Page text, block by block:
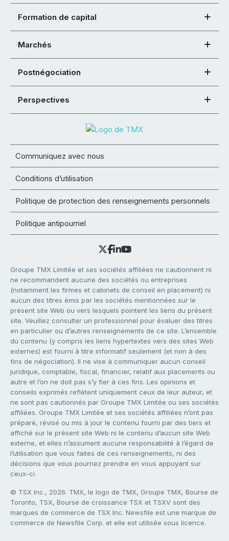
Formation de capital
Marchés
Postnégociation
Perspectives
Communiquez avec nous
Conditions d’utilisation
Politique de protection des renseignements personnels
Politique antipourriel
Groupe TMX Limitée et ses sociétés affiliées ne cautionnent ni
ne recommandent aucune des sociétés ou entreprises
(notamment les firmes et cabinets de conseil en placement) ni
aucun des titres émis par les sociétés mentionnées sur le
présent site Web ou vers lesquels pointent les liens du présent
site. Veuillez consulter un professionnel pour évaluer des titres
en particulier ou d’autres renseignements de ce site. L’ensemble
du contenu (y compris les liens hypertextes vers des sites Web
externes) est fourni à titre informatif seulement (et non à des
fins de négociation). Il ne vise à communiquer aucun conseil
juridique, comptable, fiscal, financier, relatif aux placements ou
autre et l’on ne doit pas s’y fier à ces fins. Les opinions et
conseils exprimés reflètent uniquement ceux de leur auteur, et
ne sont pas cautionnés par Groupe TMX Limitée ou ses sociétés
affiliées. Groupe TMX Limitée et ses sociétés affiliées n’ont pas
préparé, révisé ou mis à jour le contenu fourni par des tiers et
affiché sur le présent site Web ni le contenu d’aucun site Web
externe, et elles n’assument aucune responsabilité à l’égard de
l’utilisation que vous faites de ces renseignements, ni des
décisions que vous pourriez prendre en vous appuyant sur
ceux-ci.
© TSX Inc., 2026. TMX, le logo de TMX, Groupe TMX, Bourse de
Toronto, TSX, Bourse de croissance TSX et TSXV sont des
marques de commerce de TSX Inc. Newsfile est une marque de
commerce de Newsfile Corp. et elle est utilisée sous licence.